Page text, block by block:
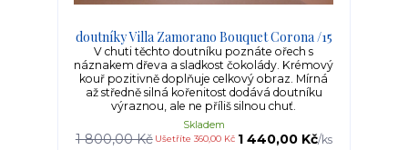
doutníky Villa Zamorano Bouquet Corona /15
V chuti těchto doutníku poznáte ořech s
náznakem dřeva a sladkost čokolády. Krémový
kouř pozitivně doplňuje celkový obraz. Mírná
až středně silná kořenitost dodává doutníku
výraznou, ale ne příliš silnou chuť.
1 800,00 Kč Ušetříte 360,00 Kč 1 440,00 Kč/ks
Skladem